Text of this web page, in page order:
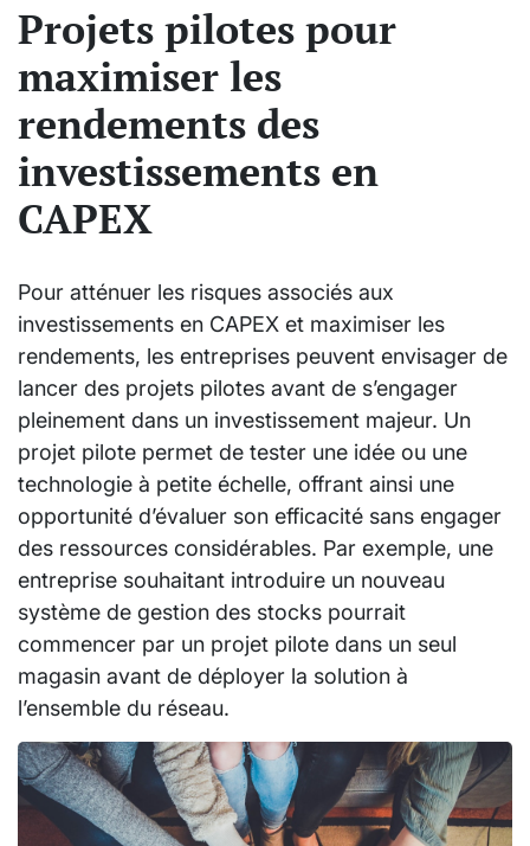
Projets pilotes pour
maximiser les
rendements des
investissements en
CAPEX
Pour atténuer les risques associés aux
investissements en CAPEX et maximiser les
rendements, les entreprises peuvent envisager de
lancer des projets pilotes avant de s’engager
pleinement dans un investissement majeur. Un
projet pilote permet de tester une idée ou une
technologie à petite échelle, offrant ainsi une
opportunité d’évaluer son efficacité sans engager
des ressources considérables. Par exemple, une
entreprise souhaitant introduire un nouveau
système de gestion des stocks pourrait
commencer par un projet pilote dans un seul
magasin avant de déployer la solution à
l’ensemble du réseau.